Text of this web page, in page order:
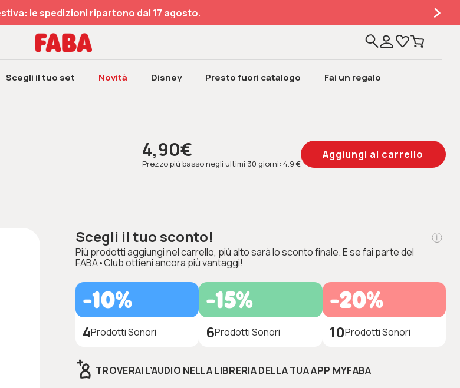
le spedizioni ripartono dal 17 agosto.
Scegli il tuo set Novità Disney Presto fuori catalogo Fai un regalo
4,90€
Prezzo più basso negli ultimi 30 giorni: 4.9 €
Scegli il tuo sconto!
Più prodotti aggiungi nel carrello, più alto sarà lo sconto finale. E se fai parte del
FABA•Club ottieni ancora più vantaggi!
-10%
4Prodotti Sonori
-15%
6Prodotti Sonori
-20%
10Prodotti Sonori
TROVERAI L’AUDIO NELLA LIBRERIA DELLA TUA APP MYFABA